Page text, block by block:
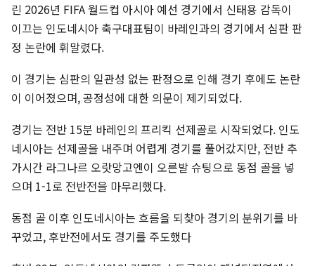
린 2026년 FIFA 월드컵 아시아 예선 경기에서 신태용 감독이
이끄는 인도네시아 축구대표팀이 바레인과의 경기에서 심판 판
정 논란에 휘말렸다.
이 경기는 심판의 일관성 없는 판정으로 인해 경기 후에도 논란
이 이어졌으며, 공정성에 대한 의문이 제기되었다.
경기는 전반 15분 바레인의 프리킥 선제골로 시작되었다. 인도
네시아는 선제골을 내주며 어렵게 경기를 풀어갔지만, 전반 추
가시간 라그나르 오랏망고엔이 오른발 슈팅으로 동점 골을 넣
으며 1-1로 전반전을 마무리했다.
동점 골 이후 인도네시아는 흐름을 되찾아 경기의 분위기를 바
꾸었고, 후반전에서도 경기를 주도했다